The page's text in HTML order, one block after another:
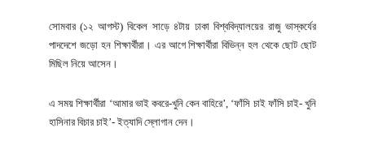
সোমবার (১২ আগস্ট) বিকেল সাড়ে ৪টায় ঢাকা বিশ্ববিদ্যালয়ের রাজু ভাস্কর্যের
পাদদেশে জড়ো হন শিক্ষার্থীরা। এর আগে শিক্ষার্থীরা বিভিন্ন হল থেকে ছোট ছোট
মিছিল নিয়ে আসেন।
এ সময় শিক্ষার্থীরা ‘আমার ভাই কবরে-খুনি কেন বাহিরে’, ‘ফাঁসি চাই ফাঁসি চাই- খুনি
হাসিনার বিচার চাই’- ইত্যাদি স্লোগান দেন।